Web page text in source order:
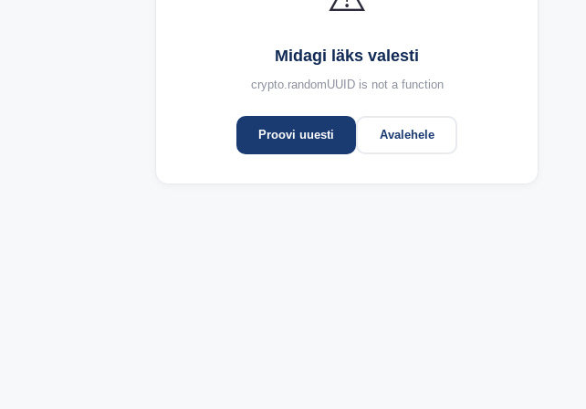
Midagi läks valesti
crypto.randomUUID is not a function
Proovi uuesti Avalehele